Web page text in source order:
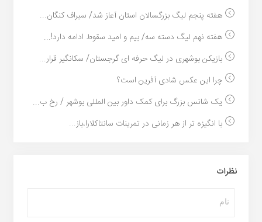
هفته پنجم لیگ بزرگسالان استان آعاز شد/ سیراف کنگان...
هفته نهم لیگ دسته سه/ بیم و امید سقوط ادامه دارد!...
بازیکن بوشهری در لیگ حرفه ای گرجستان/ سکانگیر قرار...
چرا این عکس شادی آفرین است؟
یک شانس بزرگ برای کمک داور بین المللی بوشهر / رخ ب...
با انگیزه تر از هر زمانی در تمرینات سانتاکلارا،باز...
نظرات